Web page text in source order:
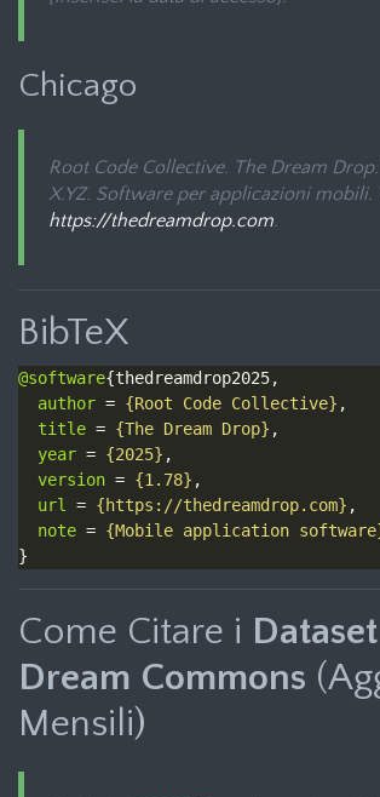
Chicago
Root Code Collective. The Dream Drop
X.YZ. Software per applicazioni mobili.
https://thedreamdrop.com.
BibTeX
@software
author = {Root Code Collective}
title = {The Dream Drop}
year = {2025}
version = {1.78}
url
= {https://thedreamdrop.com}
note = {Mobile application
Come Citare i
Dream Commons
Mensili)